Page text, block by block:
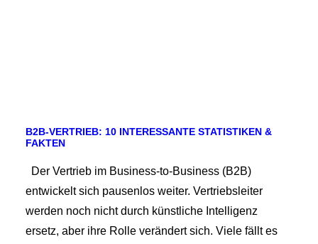
B2B-VERTRIEB: 10 INTERESSANTE STATISTIKEN &
FAKTEN
Der Vertrieb im Business-to-Business (B2B)
entwickelt sich pausenlos weiter. Vertriebsleiter
werden noch nicht durch künstliche Intelligenz
ersetz, aber ihre Rolle verändert sich. Viele fällt es